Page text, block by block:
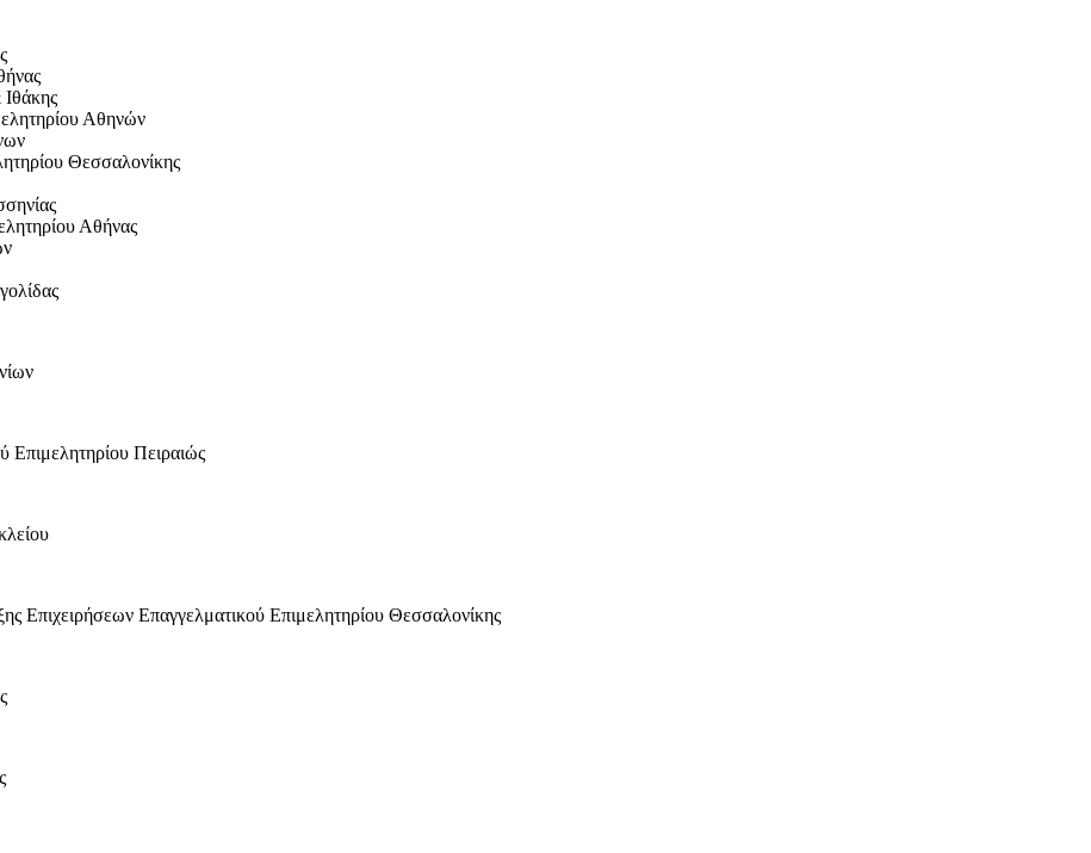
Αθηνών
Θεσσαλονίκης
Αθήνας
Πειραιώς
Επιχειρήσεων Επαγγελματικού Επιμελητηρίου Θεσσαλονίκης